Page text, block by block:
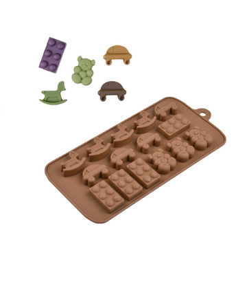
Receba nossas novidades.
Cadastre-se antes do download
Baixar Grátis